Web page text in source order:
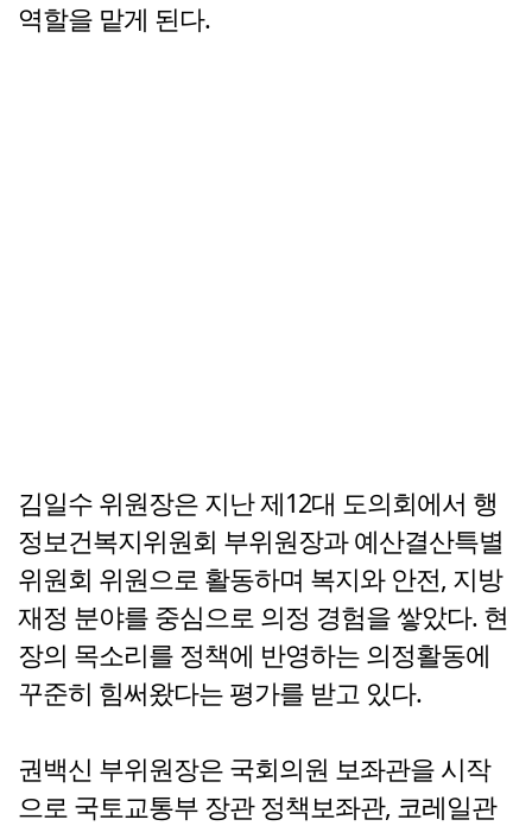
역할을 맡게 된다.
김일수 위원장은 지난 제12대 도의회에서 행
정보건복지위원회 부위원장과 예산결산특별
위원회 위원으로 활동하며 복지와 안전, 지방
재정 분야를 중심으로 의정 경험을 쌓았다. 현
장의 목소리를 정책에 반영하는 의정활동에
꾸준히 힘써왔다는 평가를 받고 있다.
권백신 부위원장은 국회의원 보좌관을 시작
으로 국토교통부 장관 정책보좌관, 코레일관